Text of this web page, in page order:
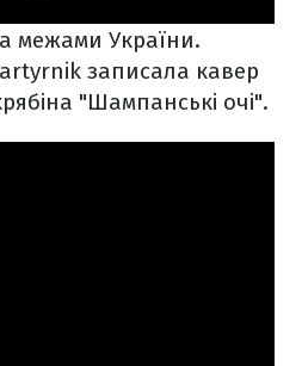
межами України.
записала кавер
"Шампанські очі".